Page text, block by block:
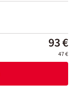
93 €
47 €